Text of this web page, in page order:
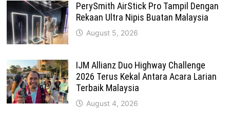
PerySmith AirStick Pro Tampil Dengan
Rekaan Ultra Nipis Buatan Malaysia
August 5, 2026
IJM Allianz Duo Highway Challenge
2026 Terus Kekal Antara Acara Larian
Terbaik Malaysia
August 4, 2026